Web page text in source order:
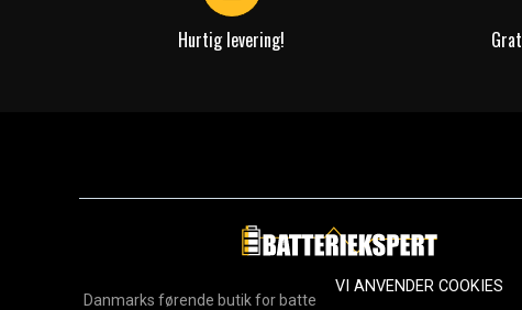
Hurtig levering!
Danmarks førende butik for batterier, opladere og reservedele.
VI ANVENDER COOKIES